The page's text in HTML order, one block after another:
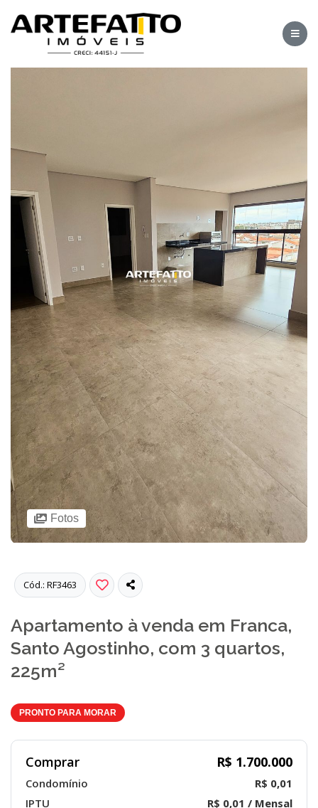
Fotos
Cód.: RF3463
Apartamento à venda em Franca,
Santo Agostinho, com 3 quartos,
225m²
PRONTO PARA MORAR
Comprar R$ 1.700.000
Condomínio
R$ 0,01
IPTU
R$ 0,01 / Mensal